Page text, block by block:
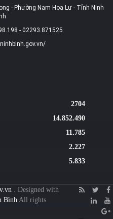
- Phường Nam Hoa Lư - Tỉnh Ninh
- 02293.871525
2704
14.852.490
11.785
2.227
5.833
. Designed with
Bình All rights